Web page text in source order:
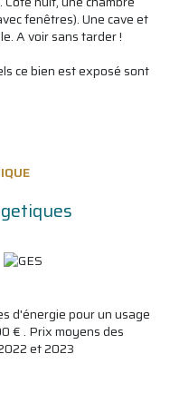
fenêtres). Une cave et
A voir sans tarder !
ce bien est exposé sont
d'énergie pour un usage
€ . Prix moyens des
et 2023